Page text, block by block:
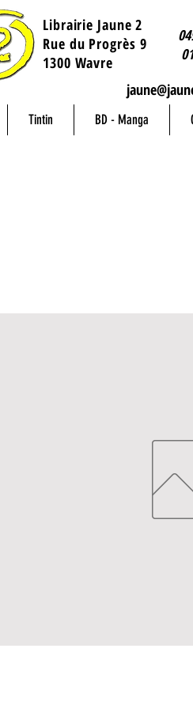
Librairie Jaune 2
​Rue du Progrès 9
1300 Wavre
Tintin BD - Manga